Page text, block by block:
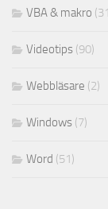
VBA & makro
Videotips (90)
Webbläsare (2)
Windows (7)
Word (51)